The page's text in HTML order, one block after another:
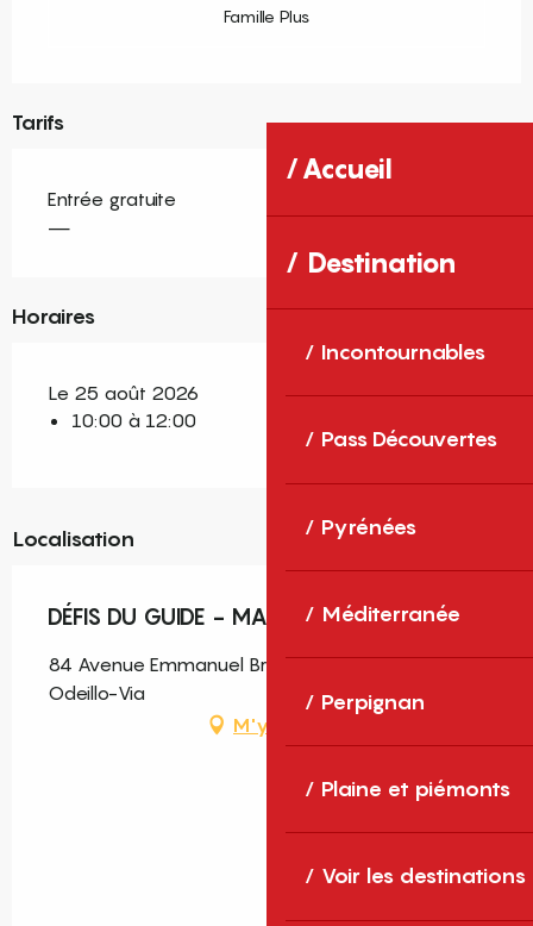
Accueil
Destination
Incontournables
Pass Découvertes
Pyrénées
Méditerranée
Perpignan
Plaine et piémonts
Voir les destinations
Famille Plus
Tarifs
Entrée gratuite
—
Horaires
Le 25 août 2026
10:00 à 12:00
Localisation
DÉFIS DU GUIDE - MARDI 25 AOÛT
84 Avenue Emmanuel Brousse, Font-Romeu-
Odeillo-Via
M'y rendre